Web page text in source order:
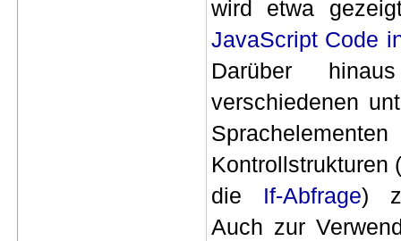
wird etwa
JavaScript Code
Darüber
verschiedenen
Kontrollstrukturen
die If-Abfrage)
Auch zur